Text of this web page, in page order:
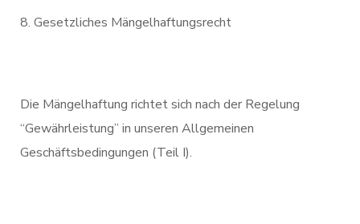
Gesetzliches Mängelhaftungsrecht
Die Mängelhaftung richtet sich nach der Regelung
“Gewährleistung” in unseren Allgemeinen
Geschäftsbedingungen (Teil I).